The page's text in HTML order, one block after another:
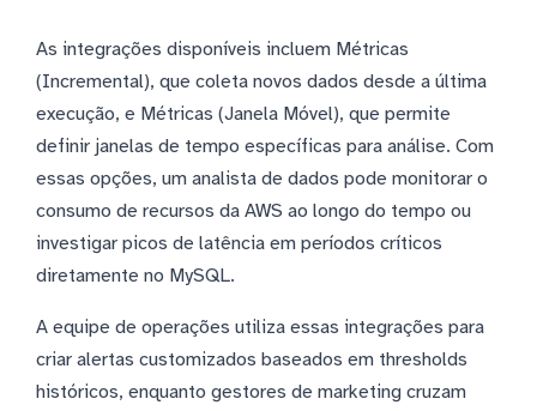
As integrações disponíveis incluem Métricas
(Incremental), que coleta novos dados desde a última
execução, e Métricas (Janela Móvel), que permite
definir janelas de tempo específicas para análise. Com
essas opções, um analista de dados pode monitorar o
consumo de recursos da AWS ao longo do tempo ou
investigar picos de latência em períodos críticos
diretamente no MySQL.
A equipe de operações utiliza essas integrações para
criar alertas customizados baseados em thresholds
históricos, enquanto gestores de marketing cruzam